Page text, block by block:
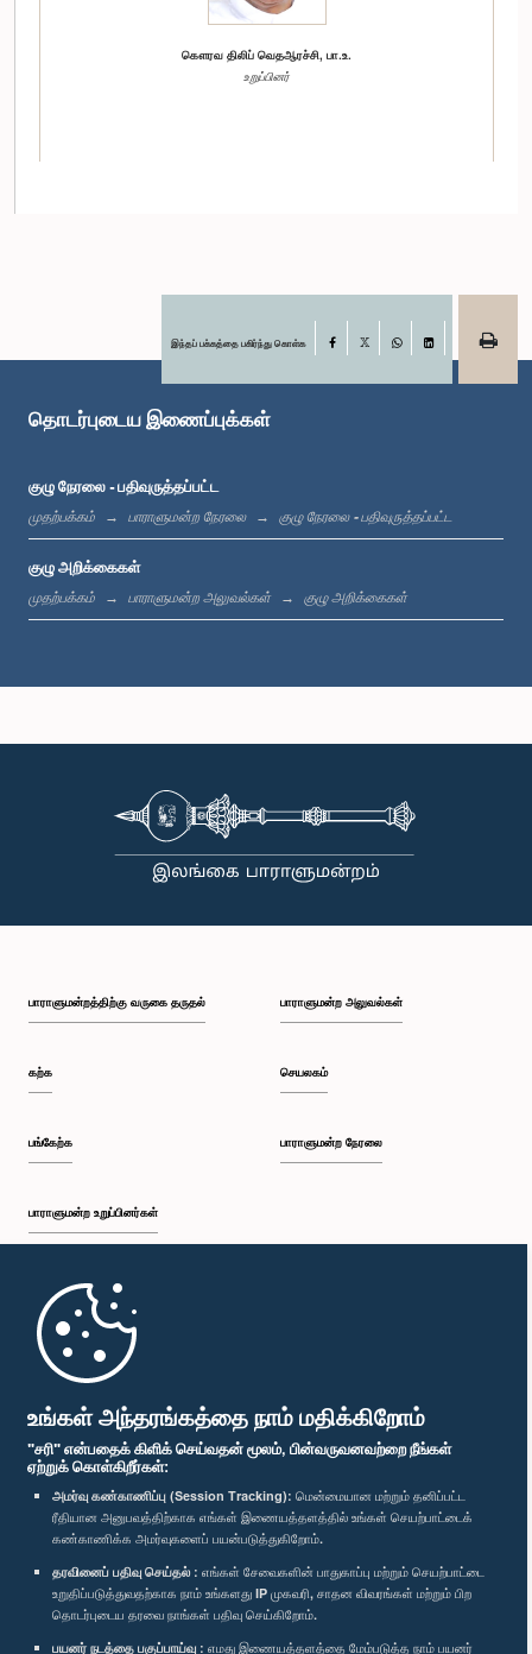
உங்கள் அந்தரங்கத்தை நாம் மதிக்கிறோம்
"சரி" என்பதைக் கிளிக் செய்வதன் மூலம், பின்வருவனவற்றை நீங்கள்
ஏற்றுக் கொள்கிறீர்கள்:
அமர்வு கண்காணிப்பு (Session Tracking): மென்மையான மற்றும் தனிப்பட்ட
ரீதியான அனுபவத்திற்காக எங்கள் இணையத்தளத்தில் உங்கள் செயற்பாட்டைக்
கண்காணிக்க அமர்வுகளைப் பயன்படுத்துகிறோம்.
தரவினைப் பதிவு செய்தல் : எங்கள் சேவைகளின் பாதுகாப்பு மற்றும் செயற்பாட்டை
உறுதிப்படுத்துவதற்காக நாம் உங்களது IP முகவரி, சாதன விவரங்கள் மற்றும் பிற
தொடர்புடைய தரவை நாங்கள் பதிவு செய்கிறோம்.
பயனர் நடத்தை பகுப்பாய்வு : எமது இணையத்தளத்தை மேம்படுத்த நாம் பயனர்
கௌரவ திலிப் வெதஆரச்சி, பா.உ.
உறுப்பினர்
கௌரவ நிரோஷன் பெரேரா, பா.உ.
இந்தப் பக்கத்தை பகிர்ந்து கொள்க Facebook
LinkedIn
தொடர்புடைய இணைப்புக்கள்
குழு நேரலை - பதிவுருத்தப்பட்ட
முதற்பக்கம் பாராளுமன்ற நேரலை குழு நேரலை - பதிவுருத்தப்பட்ட
குழு அறிக்கைகள்
முதற்பக்கம் பாராளுமன்ற அலுவல்கள் குழு அறிக்கைகள்
பாராளுமன்றத்திற்கு வருகை தருதல்
கற்க
பங்கேற்க
பாராளுமன்ற உறுப்பினர்கள்
முதற்பக்கம்
பாராளுமன்ற அலுவல்கள்
செயலகம்
பாராளுமன்ற நேரலை
பாராளுமன்ற கையடக்க செயலி
எம்மை பின்தொடர்க :
விருதுகள்